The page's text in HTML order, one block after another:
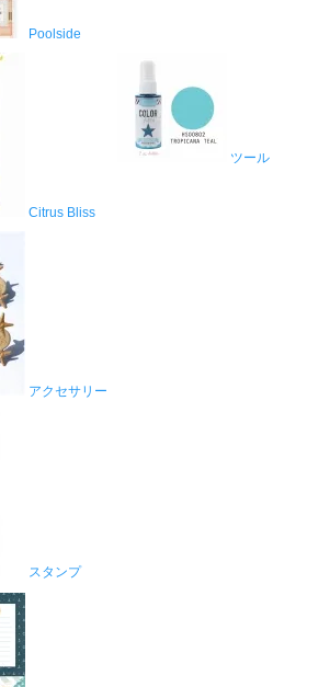
Poolside
Citrus Bliss
ツール
アクセサリー
スタンプ